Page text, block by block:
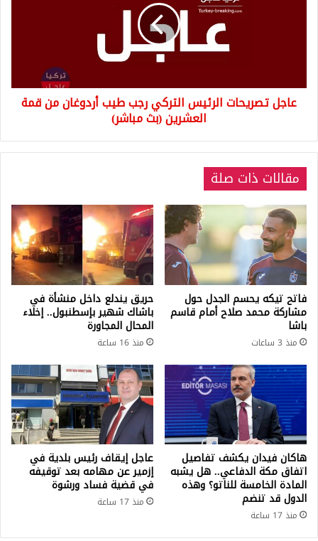
قمة
العشرين
عاجل تصريحات الرئيس التركي رجب طيب أردوغان من قمة
العشرين (بث مباشر)
مقالات ذات صلة
فاتح تيكه يحسم الجدل حول
مشاركة محمد صلاح أمام قاسم
باشا
منذ 3 ساعات
حريق يندلع داخل منشأة في
باشاك شهير بإسطنبول.. إخلاء
المحال المجاورة
منذ 16 ساعة
هاكان فيدان يكشف تفاصيل
اتفاق مكة الدفاعي.. هل يشبه
المادة الخامسة للناتو؟ وهذه
الدول قد تنضم
منذ 17 ساعة
عاجل إيقاف رئيس بلدية في
إزمير عن مهامه بعد توقيفه
في قضية فساد ورشوة
منذ 17 ساعة